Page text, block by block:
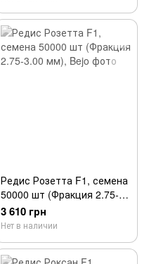
Редис Розетта F1, семена
50000 шт (Фракция 2.75-
3.00 мм), Bejo
3 610 грн
Нет в наличии